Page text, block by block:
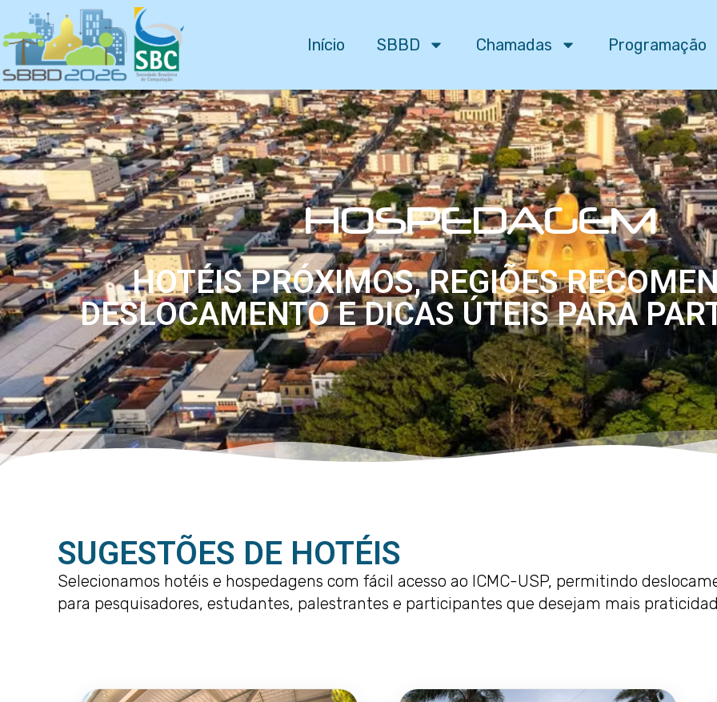
Início SBBD Chamadas Programação
HOSPEDAGEM
HOTÉIS PRÓXIMOS, REGIÕES
DESLOCAMENTO E DICAS ÚTEIS PARA
SUGESTÕES DE HOTÉIS
Selecionamos hotéis e hospedagens com fácil acesso ao ICMC-USP, permitindo
para pesquisadores, estudantes, palestrantes e participantes que desejam mais